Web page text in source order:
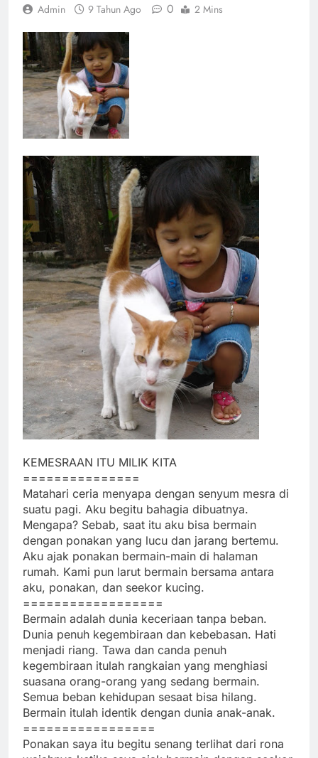
Admin 9 Tahun Ago 0 2 Mins
KEMESRAAN ITU MILIK KITA
===============
Matahari ceria menyapa dengan senyum mesra di
suatu pagi. Aku begitu bahagia dibuatnya.
Mengapa? Sebab, saat itu aku bisa bermain
dengan ponakan yang lucu dan jarang bertemu.
Aku ajak ponakan bermain-main di halaman
rumah. Kami pun larut bermain bersama antara
aku, ponakan, dan seekor kucing.
==================
Bermain adalah dunia keceriaan tanpa beban.
Dunia penuh kegembiraan dan kebebasan. Hati
menjadi riang. Tawa dan canda penuh
kegembiraan itulah rangkaian yang menghiasi
suasana orang-orang yang sedang bermain.
Semua beban kehidupan sesaat bisa hilang.
Bermain itulah identik dengan dunia anak-anak.
=================
Ponakan saya itu begitu senang terlihat dari rona